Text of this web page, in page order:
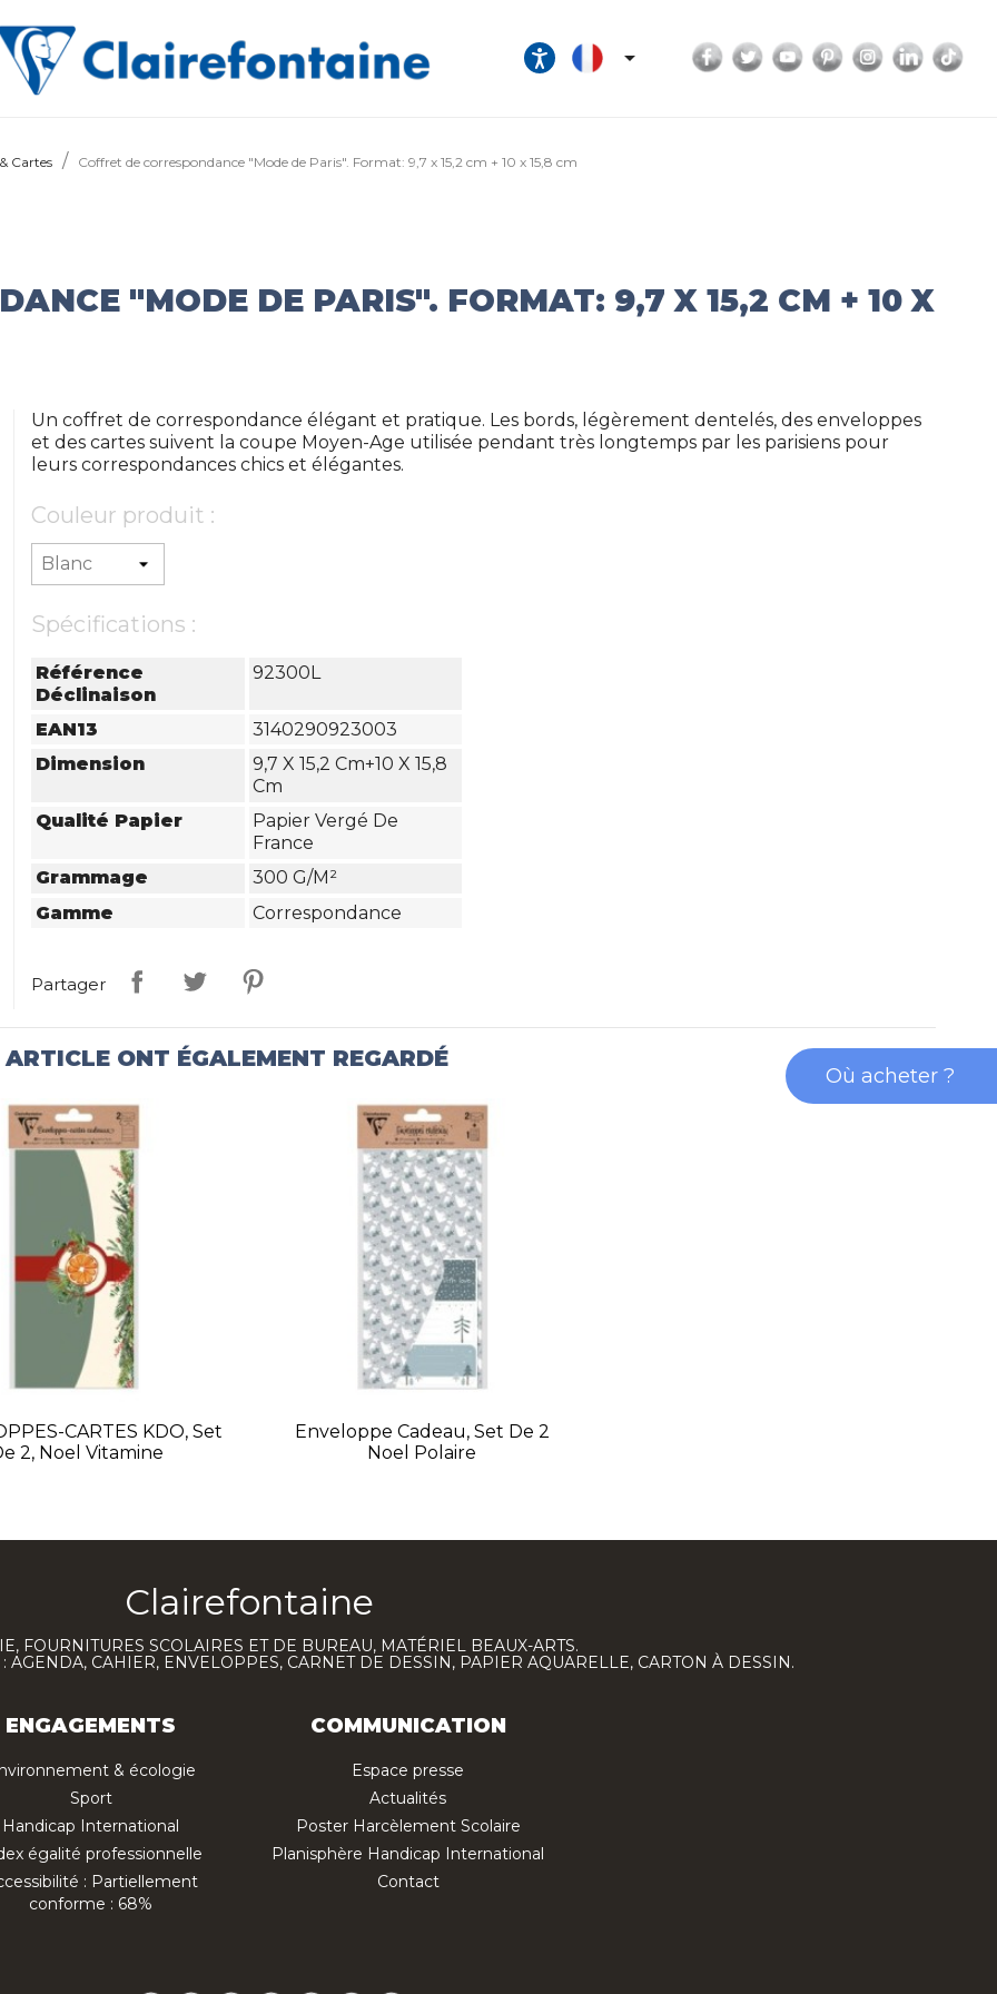
 Facebook
TwitterYouTubePinterestInstagram
Cartes Coffret de correspondance "Mode de Paris". Format: 9,7 x 15,2 cm + 10 x 15,8 cm
"MODE DE PARIS". FORMAT: 9,7 X 15,2 CM + 10 X
Un coffret de correspondance élégant et pratique. Les bords, légèrement dentelés, des enveloppes
et des cartes suivent la coupe Moyen-Age utilisée pendant très longtemps par les parisiens pour
leurs correspondances chics et élégantes.
Couleur produit :
Spécifications :
Référence
Déclinaison
92300L
EAN13
3140290923003
Dimension
9,7 X 15,2 Cm+10 X 15,8
Cm
Qualité Papier
Papier Vergé De
France
Grammage
300 G/m²
Gamme
Correspondance
Partager
ONT ÉGALEMENT REGARDÉ
CARTES KDO, Set
2, Noel Vitamine
Enveloppe Cadeau, Set De 2
Noel Polaire
Clairefontaine
FOURNITURES SCOLAIRES ET DE BUREAU, MATÉRIEL BEAUX-ARTS.
AGENDA, CAHIER, ENVELOPPES, CARNET DE DESSIN, PAPIER AQUARELLE, CARTON À DESSIN.
ENGAGEMENTS
& écologie
Sport
Handicap International
égalité professionnelle
: Partiellement
conforme : 68%
COMMUNICATION
Espace presse
Actualités
Poster Harcèlement Scolaire
Planisphère Handicap International
Contact
Où acheter ?